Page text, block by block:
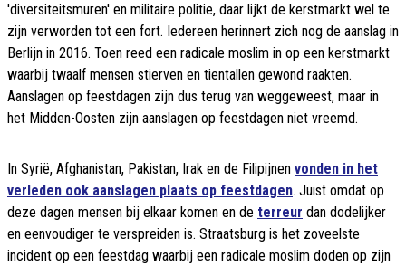
'diversiteitsmuren' en militaire politie, daar lijkt de kerstmarkt wel te
zijn verworden tot een fort. Iedereen herinnert zich nog de aanslag in
Berlijn in 2016. Toen reed een radicale moslim in op een kerstmarkt
waarbij twaalf mensen stierven en tientallen gewond raakten.
Aanslagen op feestdagen zijn dus terug van weggeweest, maar in
het Midden-Oosten zijn aanslagen op feestdagen niet vreemd.
In Syrië, Afghanistan, Pakistan, Irak en de Filipijnen vonden in het
verleden ook aanslagen plaats op feestdagen. Juist omdat op
deze dagen mensen bij elkaar komen en de terreur dan dodelijker
en eenvoudiger te verspreiden is. Straatsburg is het zoveelste
incident op een feestdag waarbij een radicale moslim doden op zijn